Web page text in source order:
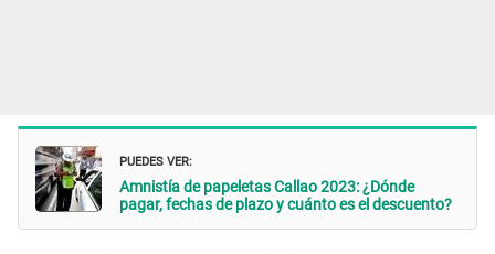
PUEDES VER:
Amnistía de papeletas Callao 2023: ¿Dónde
pagar, fechas de plazo y cuánto es el descuento?